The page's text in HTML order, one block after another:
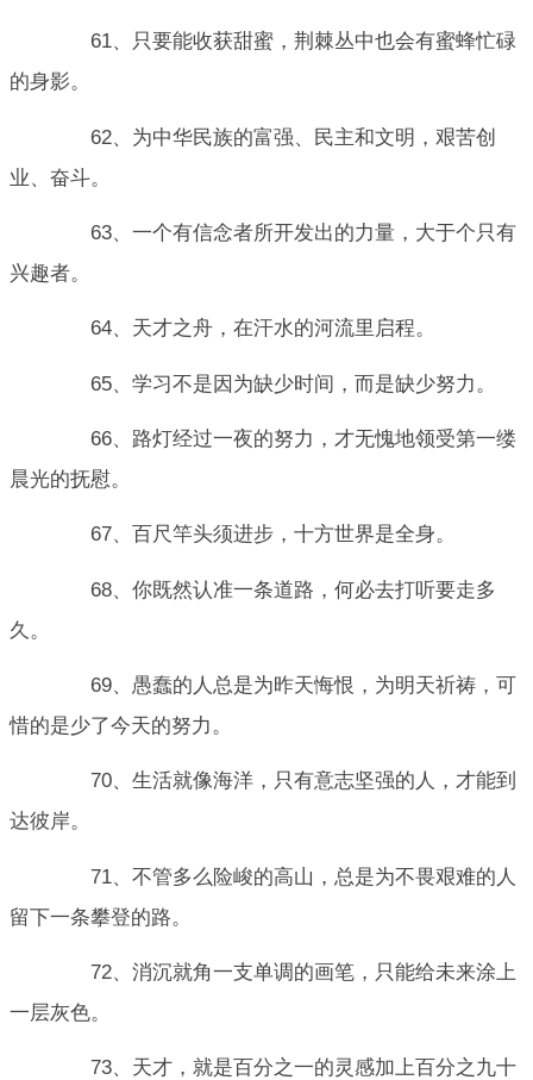
61、只要能收获甜蜜，荆棘丛中也会有蜜蜂忙碌
的身影。
62、为中华民族的富强、民主和文明，艰苦创
业、奋斗。
63、一个有信念者所开发出的力量，大于个只有
兴趣者。
64、天才之舟，在汗水的河流里启程。
65、学习不是因为缺少时间，而是缺少努力。
66、路灯经过一夜的努力，才无愧地领受第一缕
晨光的抚慰。
67、百尺竿头须进步，十方世界是全身。
68、你既然认准一条道路，何必去打听要走多
久。
69、愚蠢的人总是为昨天悔恨，为明天祈祷，可
惜的是少了今天的努力。
70、生活就像海洋，只有意志坚强的人，才能到
达彼岸。
71、不管多么险峻的高山，总是为不畏艰难的人
留下一条攀登的路。
72、消沉就角一支单调的画笔，只能给未来涂上
一层灰色。
73、天才，就是百分之一的灵感加上百分之九十